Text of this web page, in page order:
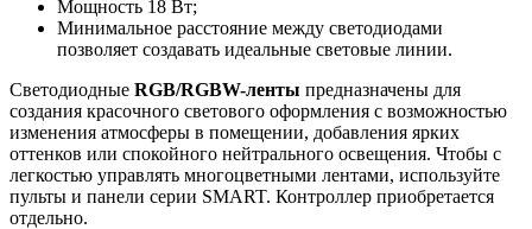
Мощность 18 Вт;
Минимальное расстояние между светодиодами
позволяет создавать идеальные световые линии.
Светодиодные RGB/RGBW-ленты предназначены для
создания красочного светового оформления с возможностью
изменения атмосферы в помещении, добавления ярких
оттенков или спокойного нейтрального освещения. Чтобы с
легкостью управлять многоцветными лентами, используйте
пульты и панели серии SMART. Контроллер приобретается
отдельно.